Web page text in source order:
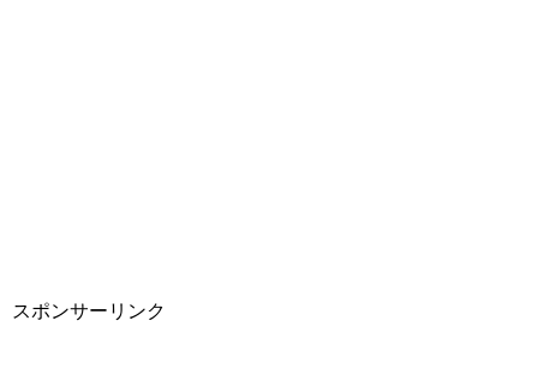
スポンサーリンク